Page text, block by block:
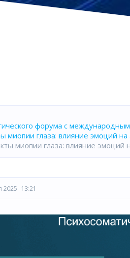
форума с
миопии глаза: влияние эмоций
миопии глаза: влияние эмоций
2025 13:21